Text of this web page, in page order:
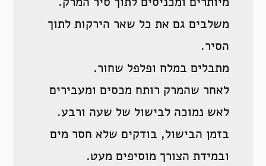
משלבים גם את כל שאר הירקות לתוך
הסיר.
מתבלים במלח ופלפל שחור.
לאחר שהמרק רותח מכסים ומעבירים
לאש נמוכה לבישול של שעה ורבע.
בזמן הבישול, בודקים שלא חסר מים
ובמידת הצורך מוסיפים מעט.